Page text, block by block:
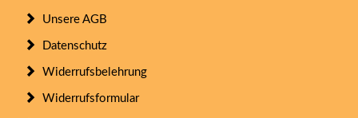
Unsere AGB
Datenschutz
Widerrufsbelehrung
Widerrufsformular